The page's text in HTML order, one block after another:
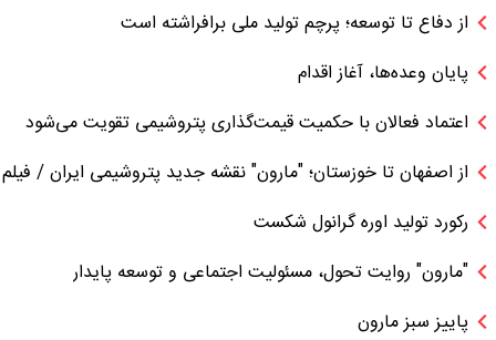
از دفاع تا توسعه؛ پرچم تولید ملی برافراشته است
پایان وعده‌ها، آغاز اقدام
اعتماد فعالان با حکمیت قیمت‌گذاری پتروشیمی تقویت می‌شود
از اصفهان تا خوزستان؛ "مارون" نقشه جدید پتروشیمی ایران / فیلم
رکورد تولید اوره گرانول شکست
"مارون" روایت تحول، مسئولیت اجتماعی و توسعه پایدار
پاییز سبز مارون